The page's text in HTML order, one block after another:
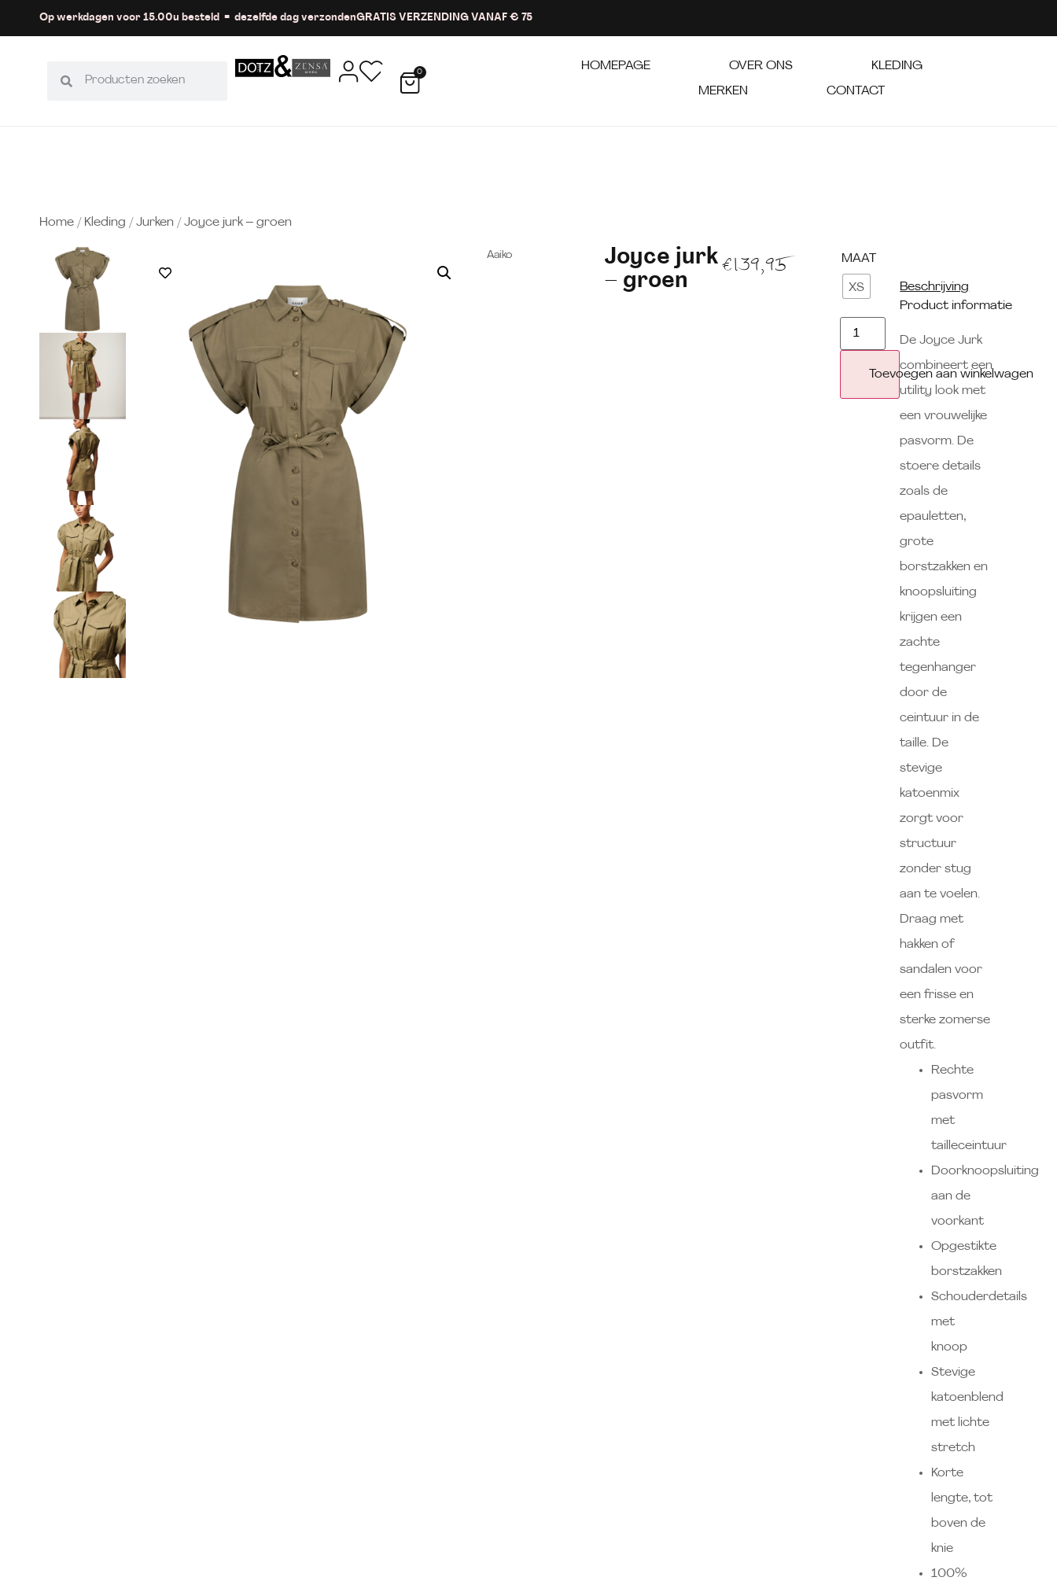
Op werkdagen voor 15.00u besteld = dezelfde dag verzondenGRATIS VERZENDING VANAF € 75
0 HOMEPAGE OVER ONS
KLEDING
MERKEN
CONTACT
Home / Kleding / Jurken / Joyce jurk – groen
Aaiko
Joyce jurk
– groen
€139,95 MAAT
XS
Toevoegen aan winkelwagen
Beschrijving
Product informatie
De Joyce Jurk
combineert een
utility look met
een vrouwelijke
pasvorm. De
stoere details
zoals de
epauletten,
grote
borstzakken en
knoopsluiting
krijgen een
zachte
tegenhanger
door de
ceintuur in de
taille. De
stevige
katoenmix
zorgt voor
structuur
zonder stug
aan te voelen.
Draag met
hakken of
sandalen voor
een frisse en
sterke zomerse
outfit.
Rechte
pasvorm
met
tailleceintuur
Doorknoopsluiting
aan de
voorkant
Opgestikte
borstzakken
Schouderdetails
met
knoop
Stevige
katoenblend
met lichte
stretch
Korte
lengte, tot
boven de
knie
100%